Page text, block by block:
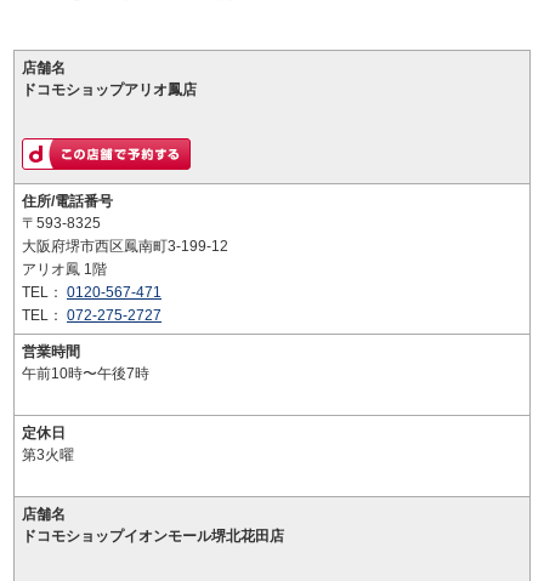
店舗名
ドコモショップアリオ鳳店
住所/電話番号
〒593-8325
大阪府堺市西区鳳南町3-199-12
アリオ鳳 1階
TEL： 0120-567-471
TEL： 072-275-2727
営業時間
午前10時〜午後7時
定休日
第3火曜
店舗名
ドコモショップイオンモール堺北花田店